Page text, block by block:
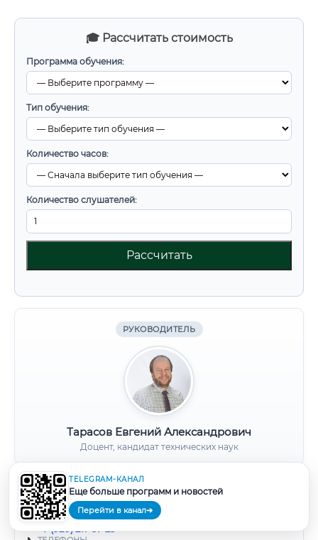
🎓 Рассчитать стоимость
Программа обучения:
Тип обучения:
Количество часов:
Количество слушателей:
Рассчитать
РУКОВОДИТЕЛЬ
Тарасов Евгений Александрович
Доцент, кандидат технических наук
📍ПОЧТОВЫЙ АДРЕС
Московский проспект, 14
💬МЕССЕНДЖЕР MAX
+7 (920) 211-67-25
TELEGRAM-КАНАЛ
Еще больше программ и новостей
Перейти в канал➔